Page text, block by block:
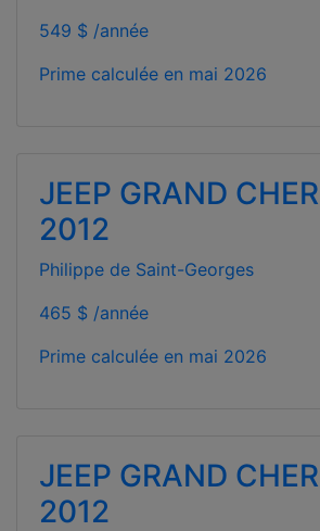
549 $ /année
Prime calculée en mai 2026
JEEP GRAND
2012
Philippe de Saint-Georges
465 $ /année
Prime calculée en mai 2026
JEEP GRAND
2012